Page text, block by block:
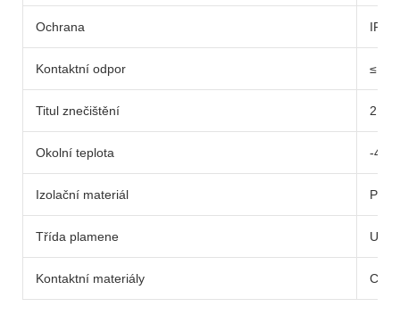
Ochrana IP65
Kontaktní odpor ≤
Titul znečištění 2
Okolní teplota -
Izolační materiál PC
Třída plamene
Kontaktní materiály